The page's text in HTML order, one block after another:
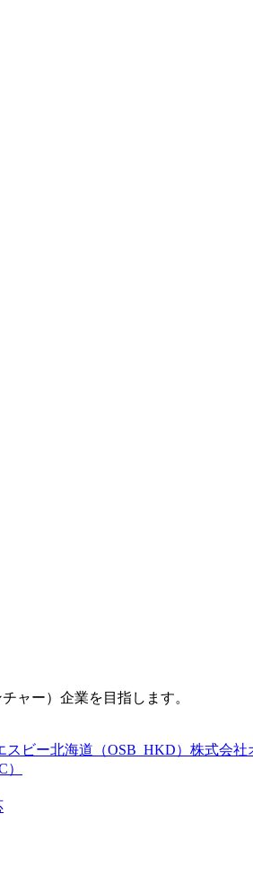
ャー）企業を目指します。
ビー北海道（OSB_HKD） 株式会社